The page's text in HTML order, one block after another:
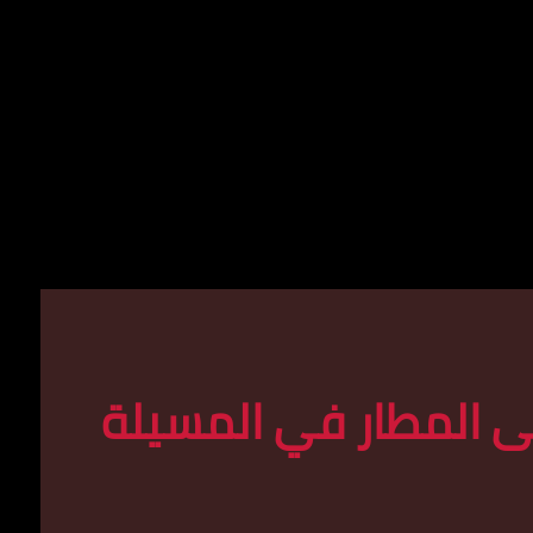
المطار في المسيلة